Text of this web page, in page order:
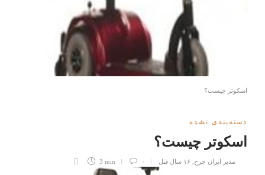
اسکوتر چیست؟
دسته‌بندی نشده
اسکوتر چیست؟
مدیر ایران چرخ ۱۶ سال قبل ۰ 3 min